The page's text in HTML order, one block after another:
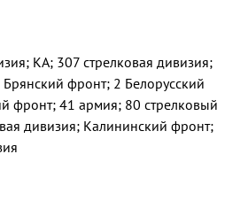
КА; 307 стрелковая дивизия;
фронт; 2 Белорусский
фронт; 41 армия; 80 стрелковый
дивизия; Калининский фронт;